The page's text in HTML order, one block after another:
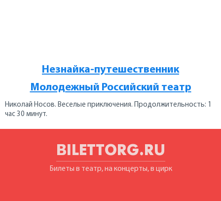
Незнайка-путешественник
Молодежный Российский театр
Николай Носов. Веселые приключения. Продолжительность: 1
час 30 минут.
BILETTORG.RU
Билеты в театр, на концерты, в цирк